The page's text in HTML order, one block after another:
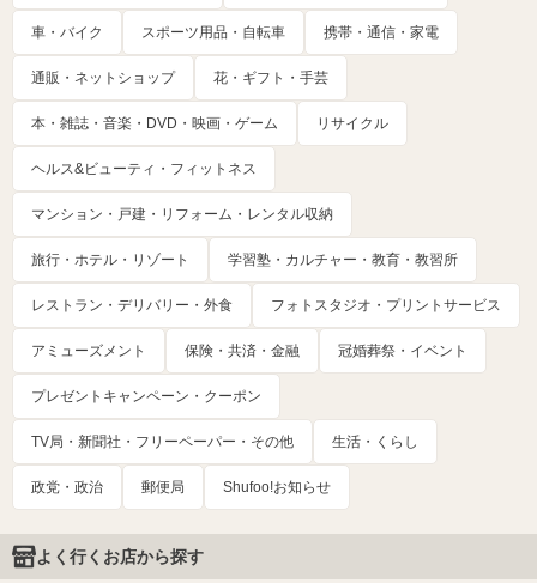
車・バイク スポーツ用品・自転車 携帯・通信・家電
通販・ネットショップ 花・ギフト・手芸
本・雑誌・音楽・DVD・映画・ゲーム リサイクル
ヘルス&ビューティ・フィットネス
マンション・戸建・リフォーム・レンタル収納
旅行・ホテル・リゾート 学習塾・カルチャー・教育・教習所
レストラン・デリバリー・外食 フォトスタジオ・プリントサービス
アミューズメント 保険・共済・金融 冠婚葬祭・イベント
プレゼントキャンペーン・クーポン
TV局・新聞社・フリーペーパー・その他 生活・くらし
政党・政治 郵便局 Shufoo!お知らせ
よく行くお店から探す